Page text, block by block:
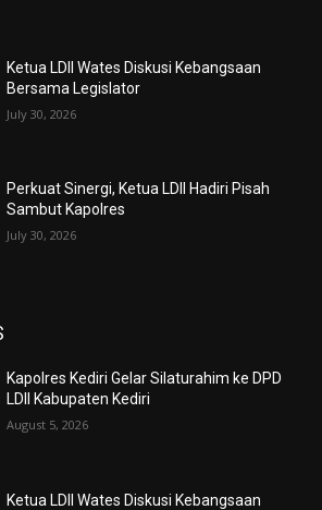
Ketua LDII Wates Diskusi Kebangsaan
Bersama Legislator
July 30, 2026
Perkuat Sinergi, Ketua LDII Hadiri Pisah
Sambut Kapolres
July 30, 2026
Kapolres Kediri Gelar Silaturahim ke DPD
LDII Kabupaten Kediri
August 5, 2026
Ketua LDII Wates Diskusi Kebangsaan